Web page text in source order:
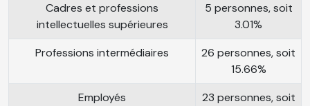
Cadres et professions
intellectuelles supérieures
5 personnes, soit
3.01%
Professions intermédiaires
26 personnes, soit
15.66%
Employés
23 personnes, soit